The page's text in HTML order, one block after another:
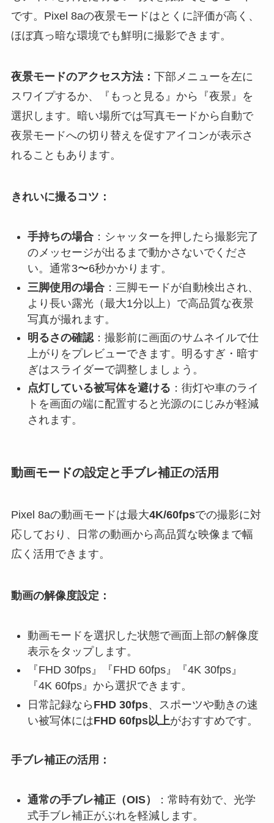
です。Pixel 8aの夜景モードはとくに評価が高く、
ほぼ真っ暗な環境でも鮮明に撮影できます。
夜景モードのアクセス方法： 下部メニューを左に
スワイプするか、『もっと見る』から『夜景』を
選択します。暗い場所では写真モードから自動で
夜景モードへの切り替えを促すアイコンが表示さ
れることもあります。
きれいに撮るコツ：
手持ちの場合：シャッターを押したら撮影完了
のメッセージが出るまで動かさないでくださ
い。通常3〜6秒かかります。
三脚使用の場合：三脚モードが自動検出され、
より長い露光（最大1分以上）で高品質な夜景
写真が撮れます。
明るさの確認：撮影前に画面のサムネイルで仕
上がりをプレビューできます。明るすぎ・暗す
ぎはスライダーで調整しましょう。
点灯している被写体を避ける ：街灯や車のライ
トを画面の端に配置すると光源のにじみが軽減
されます。
動画モードの設定と手ブレ補正の活用
Pixel 8aの動画モードは最大4K/60fpsでの撮影に対
応しており、日常の動画から高品質な映像まで幅
広く活用できます。
動画の解像度設定：
動画モードを選択した状態で画面上部の解像度
表示をタップします。
『FHD 30fps』『FHD 60fps』『4K 30fps』
『4K 60fps』から選択できます。
日常記録なら FHD 30fps、スポーツや動きの速
い被写体にはFHD 60fps以上がおすすめです。
手ブレ補正の活用：
通常の手ブレ補正（OIS）
：常時有効で、光学
式手ブレ補正がぶれを軽減します。